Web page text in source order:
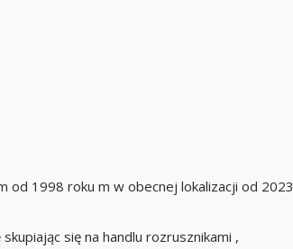
od 1998 roku m w obecnej lokalizacji od 2023
się na handlu rozrusznikami ,